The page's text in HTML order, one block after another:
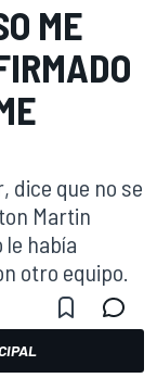
ME
dice que no se
Martin
le había
otro equipo.